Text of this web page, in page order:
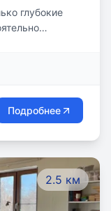
глубокие
только в
чистописания,
стороны
на всех
детские
Подробнее
2.5 км